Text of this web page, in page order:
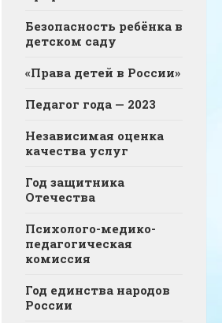
Безопасность ребёнка в
детском саду
«Права детей в России»
Педагог года — 2023
Независимая оценка
качества услуг
Год защитника
Отечества
Психолого-медико-
педагогическая
комиссия
Год единства народов
России